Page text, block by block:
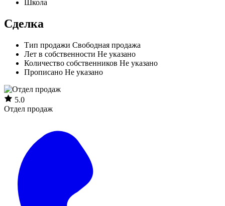
Школа
Сделка
Тип продажи Свободная продажа
Лет в собственности Не указано
Количество собственников Не указано
Прописано Не указано
5.0
Отдел продаж